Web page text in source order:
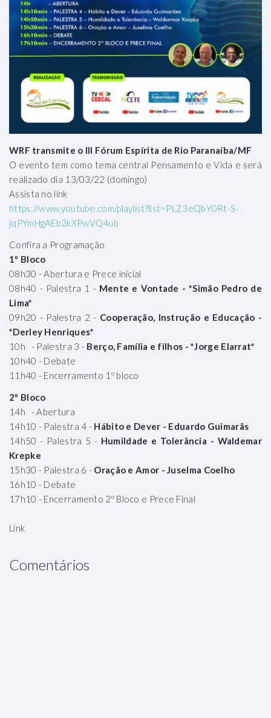
WRF transmite o III Fórum Espírita de Rio Paranaíba/MF
O evento tem como tema central Pensamento e Vida e será
realizado dia 13/03/22 (domingo)
Assista no link
https://www.youtube.com/playlist?list=PLZ3eQbY0Rt-S-
jqPYmHgAEb2kXPwVQ4ub
Confira a Programação
1º Bloco
08h30 - Abertura e Prece inicial
08h40 - Palestra 1 -Mente e Vontade - *Simão Pedro de
Lima*
09h20 - Palestra 2 - Cooperação, Instrução e Educação -
*Derley Henriques*
10h - Palestra 3 - Berço, Família e filhos - *Jorge Elarrat*
10h40 - Debate
11h40 - Encerramento 1º bloco
2º Bloco
14h - Abertura
14h10 - Palestra 4 - Hábito e Dever - Eduardo Guimarãs
14h50 - Palestra 5 - Humildade e Tolerância - Waldemar
Krepke
15h30 - Palestra 6 - Oração e Amor - Juselma Coelho
16h10 - Debate
17h10 - Encerramento 2º Bloco e Prece Final
Link
Comentários